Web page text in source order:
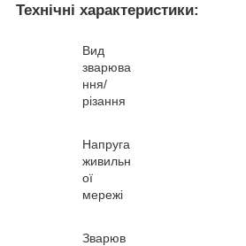
Технічні характеристики:
Вид
зварюва
ння/
різання
Напруга
живильн
ої
мережі
Зварюв